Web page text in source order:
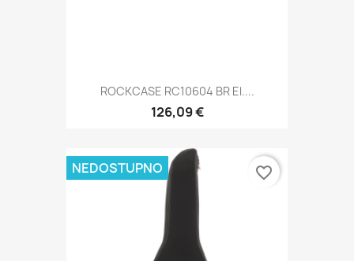
ROCKCASE RC10604 BR El....
126,09 €
NEDOSTUPNO favorite_border